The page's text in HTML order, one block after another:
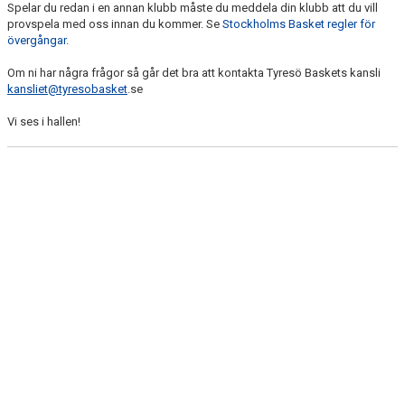
Spelar du redan i en annan klubb måste du meddela din klubb att du vill
provspela med oss innan du kommer. Se Stockholms Basket regler för
övergångar.
Om ni har några frågor så går det bra att kontakta Tyresö Baskets kansli
kansliet@tyresobasket.se
Vi ses i hallen!